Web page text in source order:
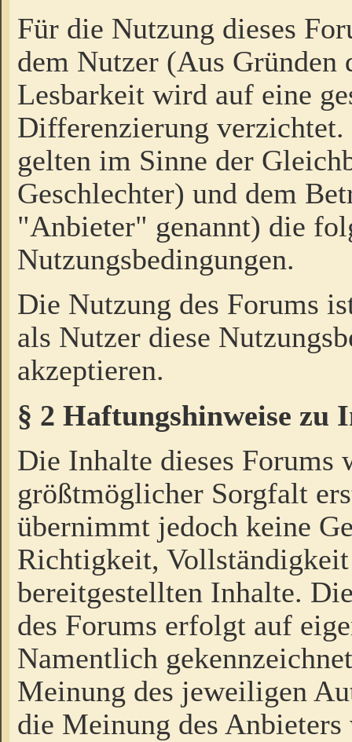
Für die Nutzung dieses
dem Nutzer (Aus Gründen
Lesbarkeit wird auf eine
Differenzierung
gelten im Sinne der
Geschlechter) und dem
"Anbieter" genannt) die
Nutzungsbedingungen.
Die Nutzung des Forums
als Nutzer diese
akzeptieren.
§ 2 Haftungshinweise zu
Die Inhalte dieses Forums
größtmöglicher Sorgfalt
übernimmt jedoch keine
Richtigkeit,
bereitgestellten Inhalte.
des Forums erfolgt auf
Namentlich
Meinung des jeweiligen
die Meinung des Anbieters